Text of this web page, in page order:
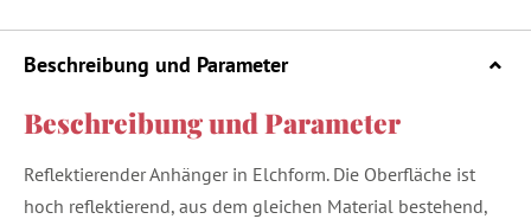
Beschreibung und Parameter
Beschreibung und Parameter
Reflektierender Anhänger in Elchform. Die Oberfläche ist
hoch reflektierend, aus dem gleichen Material bestehend,